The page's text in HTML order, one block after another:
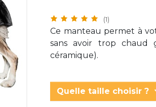
(1)
Ce manteau permet à
sans avoir trop chaud
céramique).
Quelle taille choisir ?